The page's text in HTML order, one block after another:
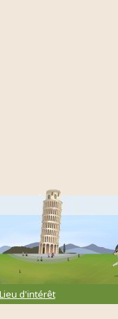
d'intérêt